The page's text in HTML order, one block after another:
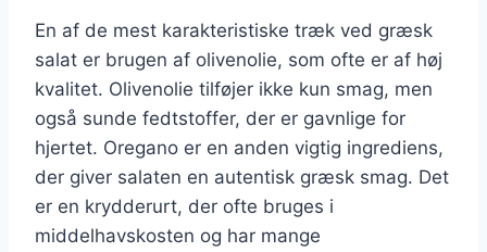
En af de mest karakteristiske træk ved græsk
salat er brugen af olivenolie, som ofte er af høj
kvalitet. Olivenolie tilføjer ikke kun smag, men
også sunde fedtstoffer, der er gavnlige for
hjertet. Oregano er en anden vigtig ingrediens,
der giver salaten en autentisk græsk smag. Det
er en krydderurt, der ofte bruges i
middelhavskosten og har mange